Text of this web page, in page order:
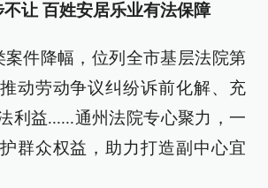
让 百姓安居乐业有法保障
案件降幅，位列全市基层法院第
动劳动争议纠纷诉前化解、充
利益......通州法院专心聚力，一
群众权益，助力打造副中心宜